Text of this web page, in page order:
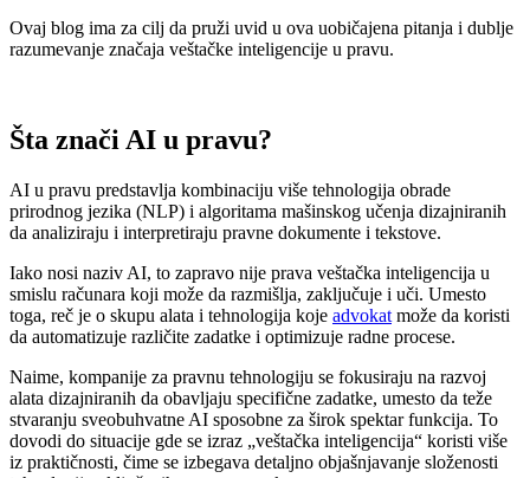
Ovaj blog ima za cilj da pruži uvid u ova uobičajena pitanja i dublje
razumevanje značaja veštačke inteligencije u pravu.
Šta znači AI u pravu?
AI u pravu predstavlja kombinaciju više tehnologija obrade
prirodnog jezika (NLP) i algoritama mašinskog učenja dizajniranih
da analiziraju i interpretiraju pravne dokumente i tekstove.
Iako nosi naziv AI, to zapravo nije prava veštačka inteligencija u
smislu računara koji može da razmišlja, zaključuje i uči. Umesto
toga, reč je o skupu alata i tehnologija koje advokat može da koristi
da automatizuje različite zadatke i optimizuje radne procese.
Naime, kompanije za pravnu tehnologiju se fokusiraju na razvoj
alata dizajniranih da obavljaju specifične zadatke, umesto da teže
stvaranju sveobuhvatne AI sposobne za širok spektar funkcija. To
dovodi do situacije gde se izraz „veštačka inteligencija“ koristi više
iz praktičnosti, čime se izbegava detaljno objašnjavanje složenosti